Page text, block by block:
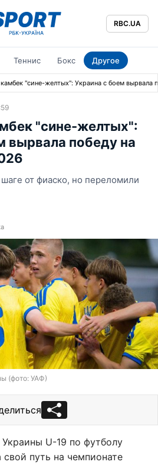
RBC.UA
Теннис Бокс Другое
"сине-желтых": Украина с боем вырвала
"сине-желтых":
вырвала победу на
от фиаско, но переломили
(фото: УАФ)
U-19 по футболу
путь на чемпионате